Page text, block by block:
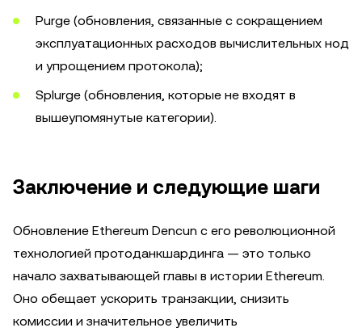
Purge (обновления, связанные с сокращением
эксплуатационных расходов вычислительных нод
и упрощением протокола);
Splurge (обновления, которые не входят в
вышеупомянутые категории).
Заключение и следующие шаги
Обновление Ethereum Dencun с его революционной
технологией протоданкшардинга — это только
начало захватывающей главы в истории Ethereum.
Оно обещает ускорить транзакции, снизить
комиссии и значительное увеличить